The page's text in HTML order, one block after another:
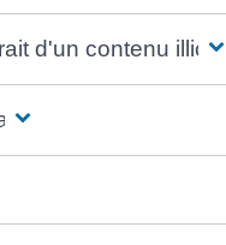
d'un contenu illicite